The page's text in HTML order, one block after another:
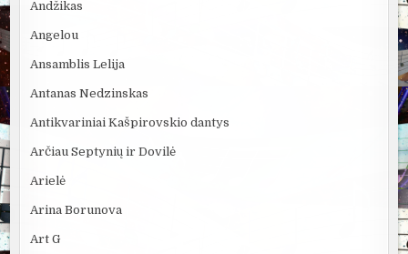
Andžikas
Angelou
Ansamblis Lelija
Antanas Nedzinskas
Antikvariniai Kašpirovskio dantys
Arčiau Septynių ir Dovilė
Arielė
Arina Borunova
Art G